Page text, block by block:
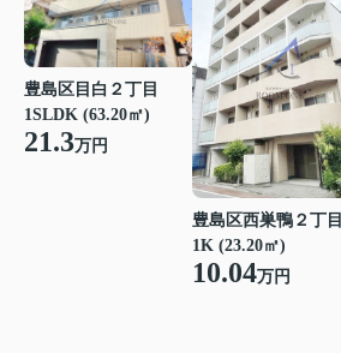
豊島区目白２丁目
1SLDK (63.20㎡)
21.3万円
豊島区西巣鴨２丁目
1K (23.20㎡)
10.04万円